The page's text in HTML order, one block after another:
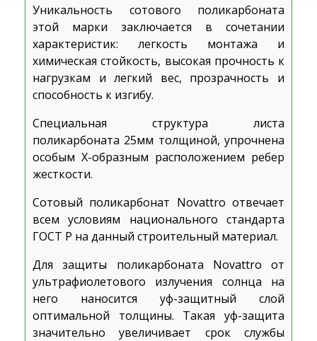
Уникальность сотового поликарбоната
этой марки заключается в сочетании
характеристик: легкость монтажа и
химическая стойкость, высокая прочность к
нагрузкам и легкий вес, прозрачность и
способность к изгибу.
Специальная структура листа
поликарбоната 25мм толщиной, упрочнена
особым Х-образным расположением ребер
жесткости.
Сотовый поликарбонат Novattro отвечает
всем условиям национального стандарта
ГОСТ Р на данный строительный материал.
Для защиты поликарбоната Novattro от
ультрафиолетового излучения солнца на
него наносится уф-защитный слой
оптимальной толщины. Такая уф-защита
значительно увеличивает срок службы